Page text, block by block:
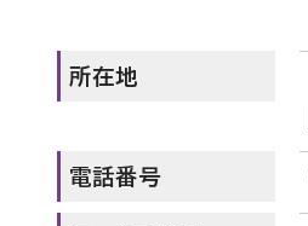
所在地
電話番号